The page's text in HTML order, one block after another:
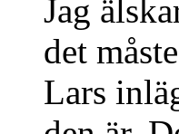
Jag
det
Lars